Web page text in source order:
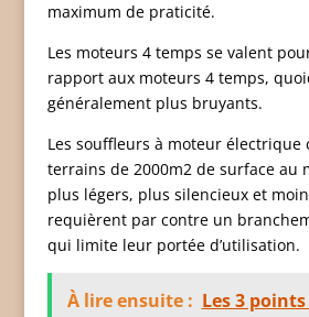
maximum de praticité.
Les moteurs 4 temps se valent
rapport aux moteurs 4 temps,
généralement plus bruyants.
Les souffleurs à moteur électrique
terrains de 2000m2 de surface au
plus légers, plus silencieux et
requièrent par contre un
qui limite leur portée d’utilisation.
À lire ensuite : Les 3